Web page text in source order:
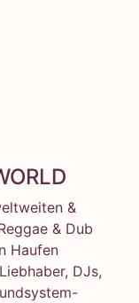
&
& Dub
Haufen
DJs,